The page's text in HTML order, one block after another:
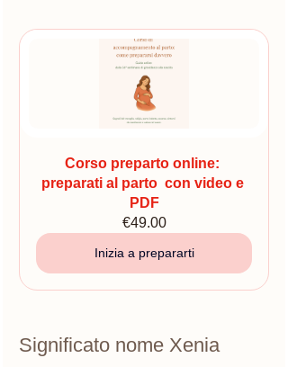
Corso preparto online:
preparati al parto  con video e
PDF
€49.00
Inizia a prepararti
Significato nome Xenia